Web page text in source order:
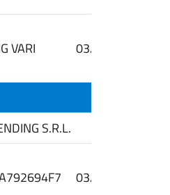
VARI 03/03/2026
S.R.L.
03/03/2026